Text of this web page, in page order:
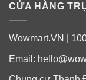
CỬA HÀNG
Wowmart.VN |
Email: